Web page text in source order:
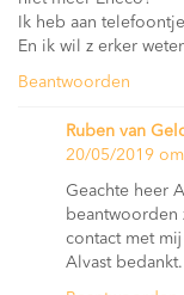
Ik heb aan
En ik wil z erker
Beantwoorden
Ruben van
20/05/2019 om
Geachte heer
beantwoorden
contact met
Alvast